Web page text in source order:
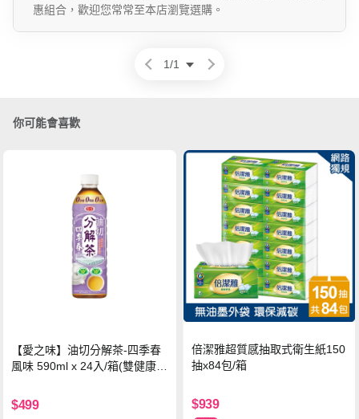
惠組合，歡迎您常常至本店瀏覽選購。
1/1
你可能會喜歡
【愛之味】油切分解茶-四季春
風味 590ml x 24入/箱(雙健康認
$499
倍潔雅超質感抽取式衛生紙150
抽x84包/箱
$939